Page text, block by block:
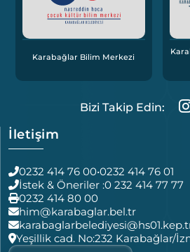
Karabağlar Bilim Merkezi
Bizi Takip Edin:
İletişim
0232 414 76 00•0232 414 76 01
İstek & Öneriler :0 232 414 77 77
0232 414 80 00
him@karabaglar.bel.tr
Yeşillik cad. No:232 Karabağlar/